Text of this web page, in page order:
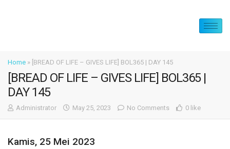
Home » [BREAD OF LIFE – GIVES LIFE] BOL365 | DAY 145
[BREAD OF LIFE – GIVES LIFE] BOL365 |
DAY 145
Administrator May 25, 2023 No Comments 0 like
Kamis, 25 Mei 2023